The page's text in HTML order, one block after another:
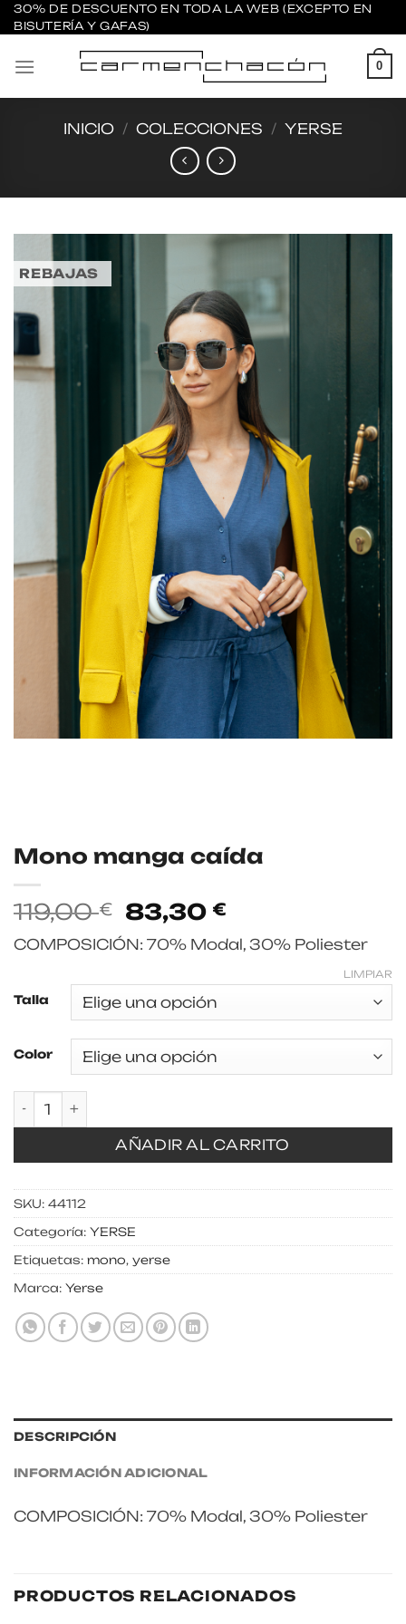
Saltar
al
contenido
30% DE DESCUENTO EN TODA LA WEB (EXCEPTO EN
BISUTERÍA Y GAFAS)
0
INICIO / COLECCIONES / YERSE
REBAJAS
Mono manga caída
119,00€
El
precio
original
119,00 €.
83,30 €
precio
actual
COMPOSICIÓN: 70% Modal, 30% Poliester
Talla
Color
LIMPIAR
Mono manga caída cantidad
AÑADIR AL CARRITO
SKU: 44112
Categoría: YERSE
Etiquetas: mono, yerse
Marca: Yerse
DESCRIPCIÓN
INFORMACIÓN ADICIONAL
COMPOSICIÓN: 70% Modal, 30% Poliester
PRODUCTOS RELACIONADOS